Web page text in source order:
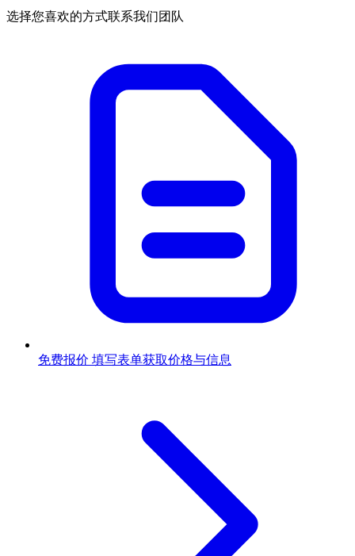
选择您喜欢的方式联系我们团队
免费报价 填写表单获取价格与信息